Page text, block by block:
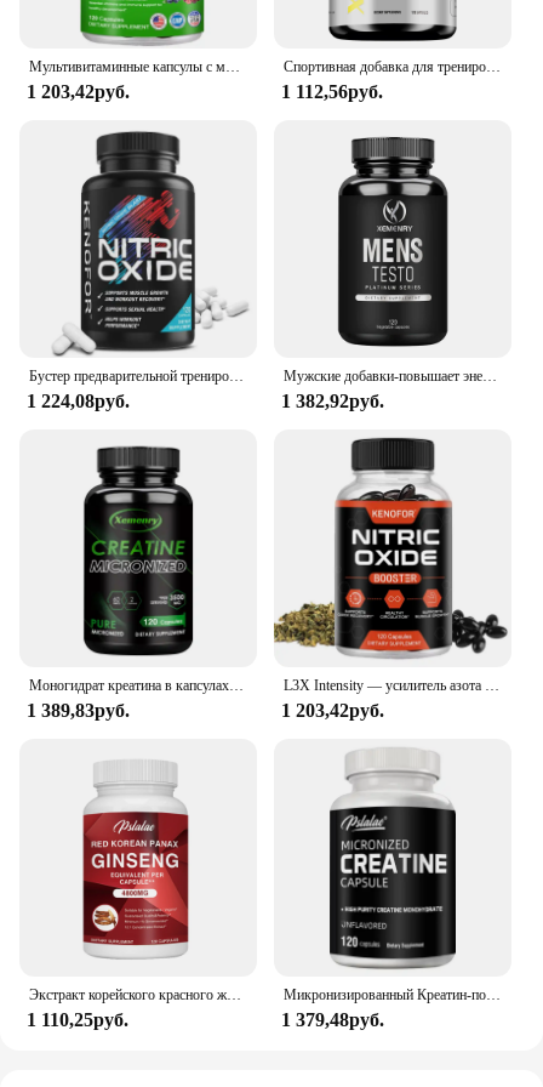
Мультивитаминные капсулы с минеральной добавкой для энергии, простаты, кожи и здоровья глаз, поддержка иммунитета для женщин и мужчин
1 203,42руб.
Спортивная добавка для тренировок-наращивание и рост мышц, поддерживающая спортивную энергию и силу-120 капсул
1 112,56руб.
Бустер предварительной тренировки — улучшает высокоинтенсивные упражнения для поддержки роста мышц и восстановления помогает с производительностью тренировки
1 224,08руб.
Мужские добавки-повышает энергетическую выносливость и способствует росту стройных мышц-120 капсул
1 382,92руб.
Моногидрат креатина в капсулах повышает уровень энергии, наращивает мышечную массу и способствует восстановлению мышц-120 капсул
1 389,83руб.
L3X Intensity — усилитель азота премиум-класса для поддержки мышц, чтобы помочь увеличить силу и энергию, для пошпарных тренировок
1 203,42руб.
Экстракт корейского красного женьшеня для повышения энергии, памяти и производительности-для мужчин и женщин-120 капсул
1 110,25руб.
Микронизированный Креатин-поддерживает энергию и выносливость, наращивает мышечную массу и улучшает спортивные характеристики-120 капсул
1 379,48руб.